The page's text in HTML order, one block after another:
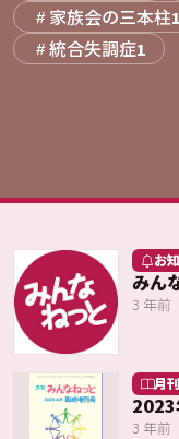
家族会の三本柱1
統合失調症1
お
みん
3 年前
月
2023
3 年前